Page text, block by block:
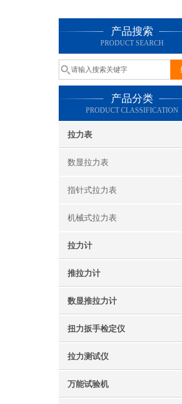
产品搜索
PRODUCT SEARCH
产品分类
PRODUCT CLASSIFICATION
拉力表
数显拉力表
指针式拉力表
机械式拉力表
拉力计
推拉力计
数显推拉力计
扭力扳手检定仪
拉力测试仪
万能试验机